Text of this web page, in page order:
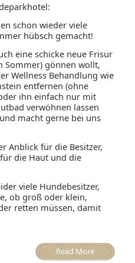
schon wieder viele
hübsch gemacht!
eine schicke neue Frisur
Sommer) gönnen wollt,
Wellness Behandlung wie
entfernen (ohne
ihn einfach nur mit
verwöhnen lassen
macht gerne bei uns
Anblick für die Besitzer,
die Haut und die
viele Hundebesitzer,
ob groß oder klein,
retten müssen, damit
Read More